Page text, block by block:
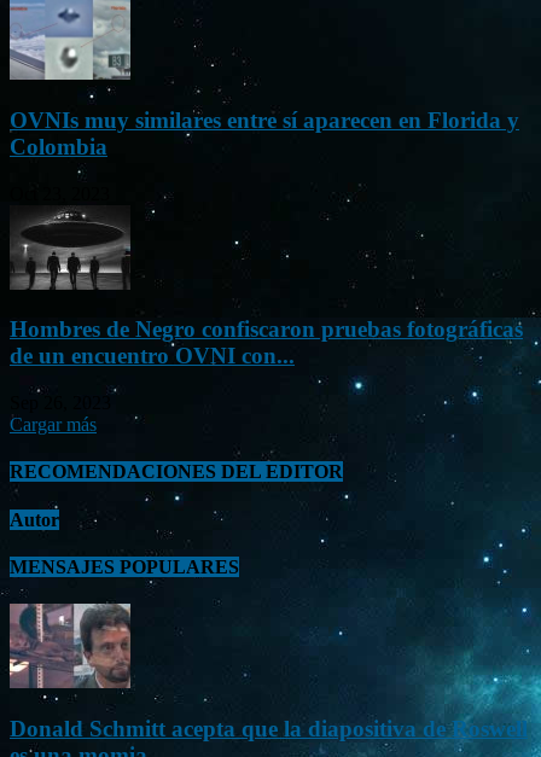
OVNIs muy similares entre sí aparecen en Florida y
Colombia
Hombres de Negro confiscaron pruebas fotográficas
de un encuentro OVNI con...
Cargar más
RECOMENDACIONES DEL EDITOR
Autor
MENSAJES POPULARES
Donald Schmitt acepta que la diapositiva de Roswell